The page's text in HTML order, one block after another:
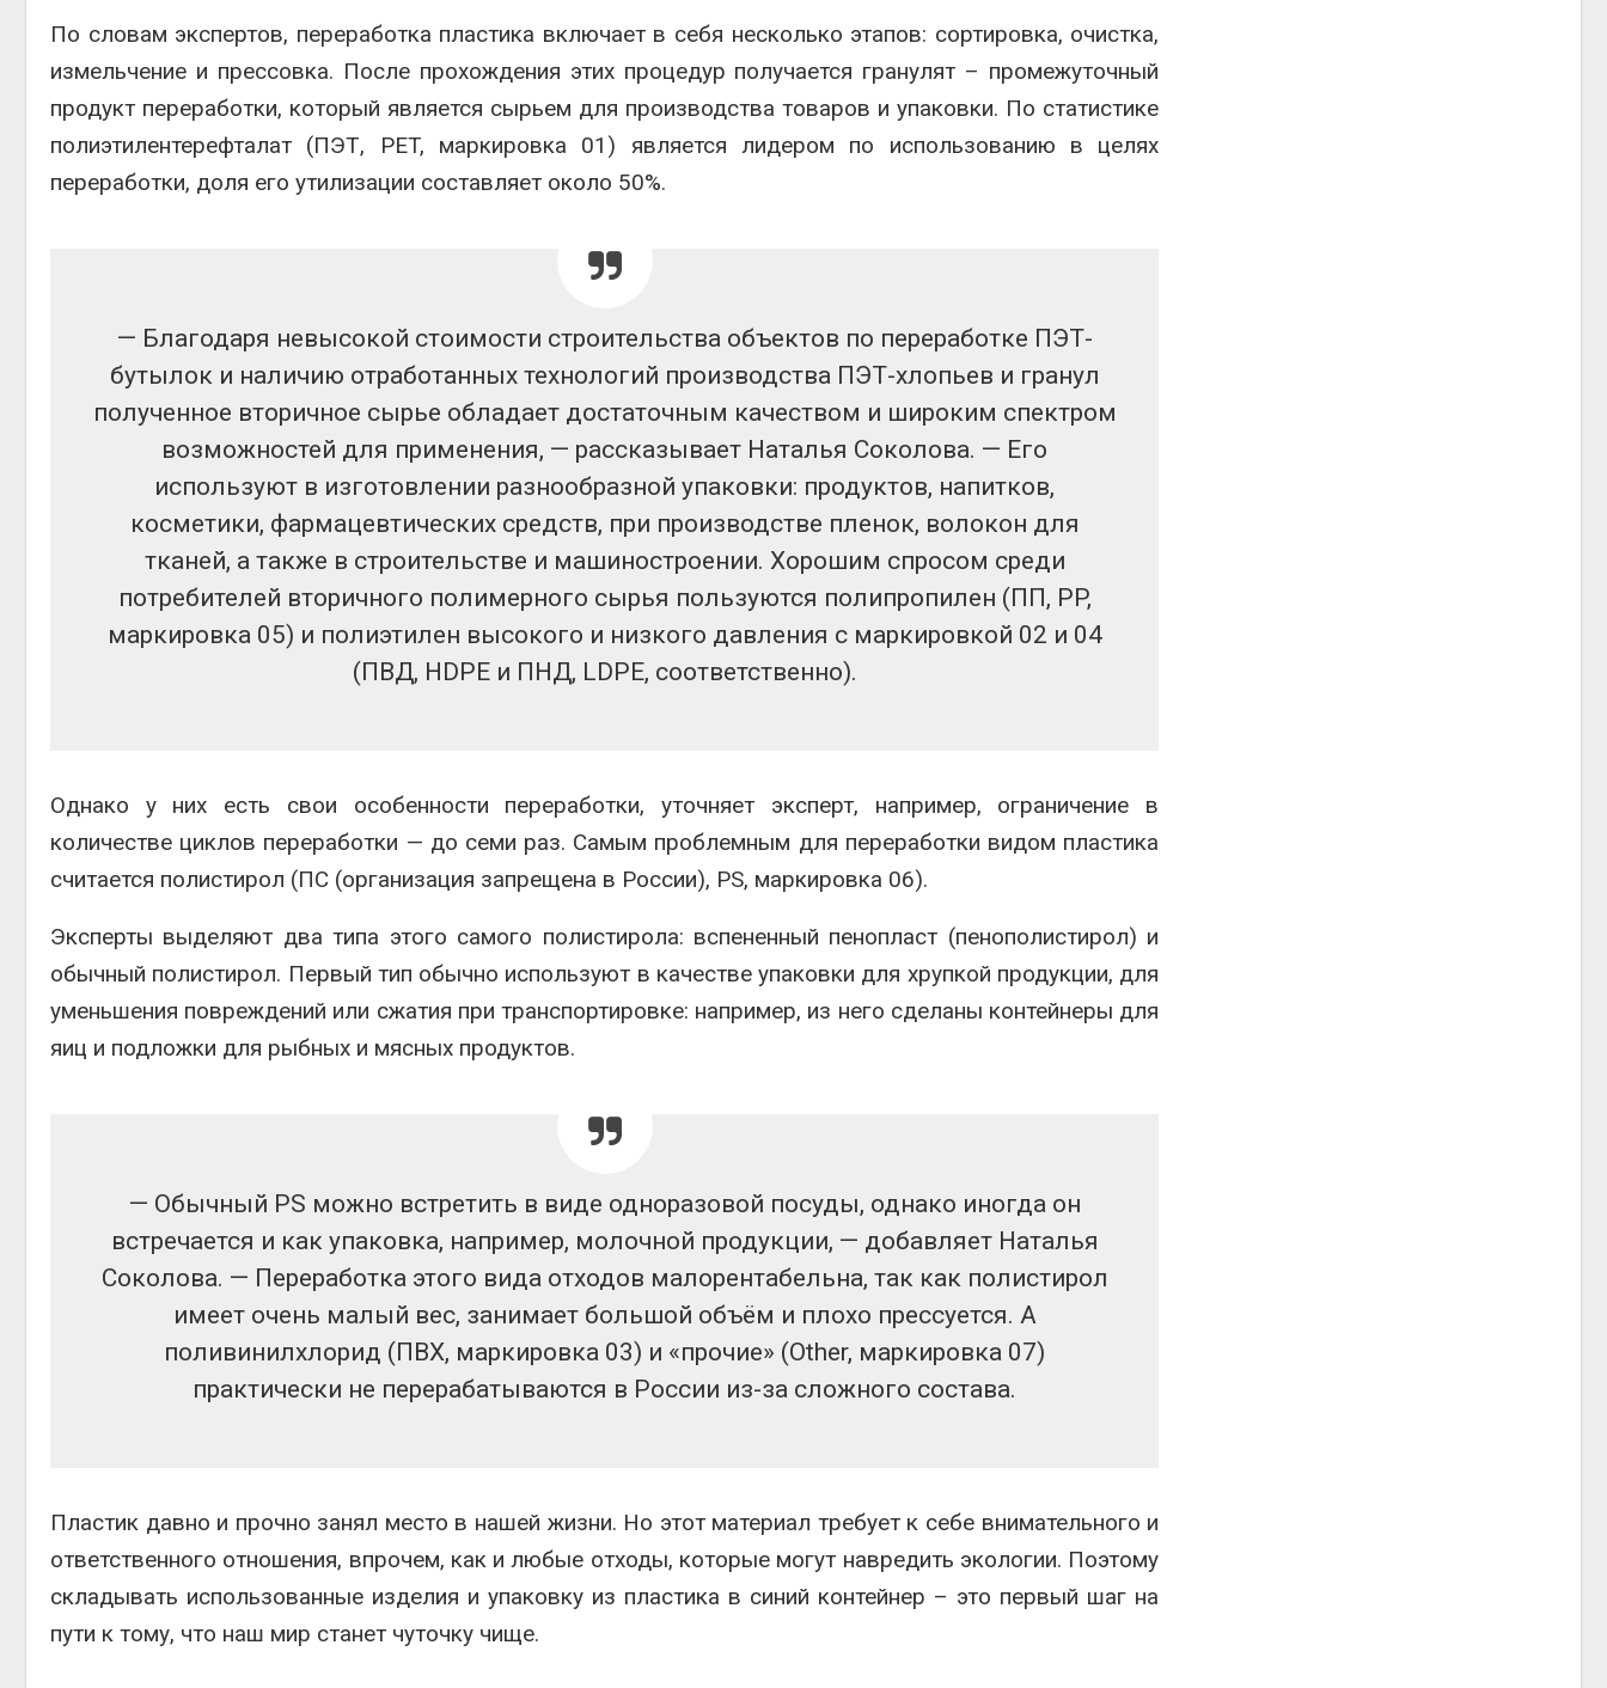
По словам экспертов, переработка пластика включает в себя несколько этапов: сортировка, очистка,
измельчение и прессовка. После прохождения этих процедур получается гранулят – промежуточный
продукт переработки, который является сырьем для производства товаров и упаковки. По статистике
полиэтилентерефталат (ПЭТ, PET, маркировка 01) является лидером по использованию в целях
переработки, доля его утилизации составляет около 50%.
— Благодаря невысокой стоимости строительства объектов по переработке ПЭТ-
бутылок и наличию отработанных технологий производства ПЭТ-хлопьев и гранул
полученное вторичное сырье обладает достаточным качеством и широким спектром
возможностей для применения, — рассказывает Наталья Соколова. — Его
используют в изготовлении разнообразной упаковки: продуктов, напитков,
косметики, фармацевтических средств, при производстве пленок, волокон для
тканей, а также в строительстве и машиностроении. Хорошим спросом среди
потребителей вторичного полимерного сырья пользуются полипропилен (ПП, PP,
маркировка 05) и полиэтилен высокого и низкого давления с маркировкой 02 и 04
(ПВД, HDPE и ПНД, LDPE, соответственно).
Однако у них есть свои особенности переработки, уточняет эксперт, например, ограничение в
количестве циклов переработки — до семи раз. Самым проблемным для переработки видом пластика
считается полистирол (ПС (организация запрещена в России), PS, маркировка 06).
Эксперты выделяют два типа этого самого полистирола: вспененный пенопласт (пенополистирол) и
обычный полистирол. Первый тип обычно используют в качестве упаковки для хрупкой продукции, для
уменьшения повреждений или сжатия при транспортировке: например, из него сделаны контейнеры для
яиц и подложки для рыбных и мясных продуктов.
— Обычный PS можно встретить в виде одноразовой посуды, однако иногда он
встречается и как упаковка, например, молочной продукции, — добавляет Наталья
Соколова. — Переработка этого вида отходов малорентабельна, так как полистирол
имеет очень малый вес, занимает большой объём и плохо прессуется. А
поливинилхлорид (ПВХ, маркировка 03) и «прочие» (Other, маркировка 07)
практически не перерабатываются в России из-за сложного состава.
Пластик давно и прочно занял место в нашей жизни. Но этот материал требует к себе внимательного и
ответственного отношения, впрочем, как и любые отходы, которые могут навредить экологии. Поэтому
складывать использованные изделия и упаковку из пластика в синий контейнер – это первый шаг на
пути к тому, что наш мир станет чуточку чище.